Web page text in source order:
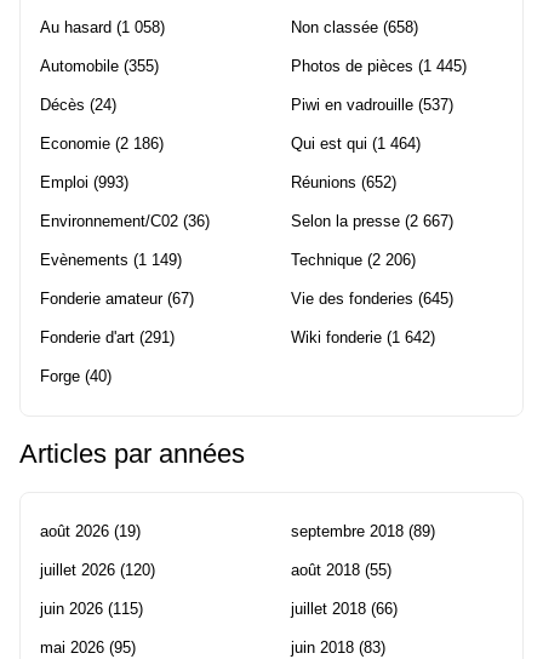
Au hasard (1 058)
Automobile (355)
Décès (24)
Economie (2 186)
Emploi (993)
Environnement/C02 (36)
Evènements (1 149)
Fonderie amateur(67)
Fonderie d'art (291)
Forge (40)
Non classée (658)
Photos de pièces (1 445)
Piwi en vadrouille (537)
Qui est qui (1 464)
Réunions (652)
Selon la presse (2 667)
Technique (2 206)
Vie des fonderies (645)
Wiki fonderie (1 642)
Articles par années
août 2026 (19)
juillet 2026 (120)
juin 2026 (115)
mai 2026 (95)
septembre 2018 (89)
août 2018 (55)
juillet 2018 (66)
juin 2018 (83)